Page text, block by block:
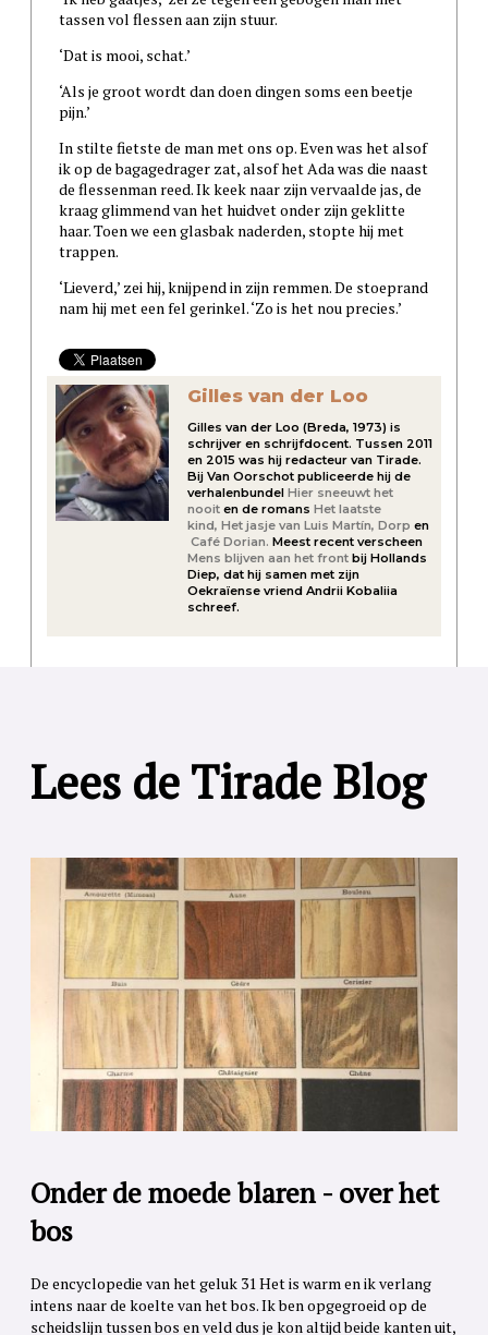
tassen vol flessen aan zijn stuur.
‘Dat is mooi, schat.’
‘Als je groot wordt dan doen dingen soms een beetje
pijn.’
In stilte fietste de man met ons op. Even was het alsof
ik op de bagagedrager zat, alsof het Ada was die naast
de flessenman reed. Ik keek naar zijn vervaalde jas, de
kraag glimmend van het huidvet onder zijn geklitte
haar. Toen we een glasbak naderden, stopte hij met
trappen.
‘Lieverd,’ zei hij, knijpend in zijn remmen. De stoeprand
nam hij met een fel gerinkel. ‘Zo is het nou precies.’
Gilles van der Loo
Gilles van der Loo (Breda, 1973) is
schrijver en schrijfdocent. Tussen 2011
en 2015 was hij redacteur van Tirade.
Bij Van Oorschot publiceerde hij de
verhalenbundelHier sneeuwt het
nooit en de romansHet laatste
kind, Het jasje van Luis Martín, Dorp en
Café Dorian. Meest recent verscheen
Mens blijven aan het front bij Hollands
Diep, dat hij samen met zijn
Oekraïense vriend Andrii Kobaliia
schreef.
Lees de Tirade Blog
Onder de moede blaren - over het
bos
De encyclopedie van het geluk 31 Het is warm en ik verlang
intens naar de koelte van het bos. Ik ben opgegroeid op de
scheidslijn tussen bos en veld dus je kon altijd beide kanten uit,